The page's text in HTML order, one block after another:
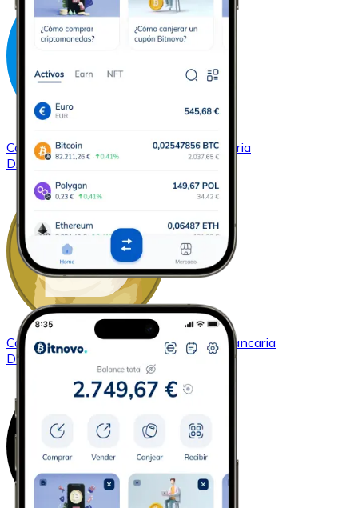
ComprarDash
con transferencia bancaria
DASH
ComprarDogecoincon transferencia bancaria
DOGE